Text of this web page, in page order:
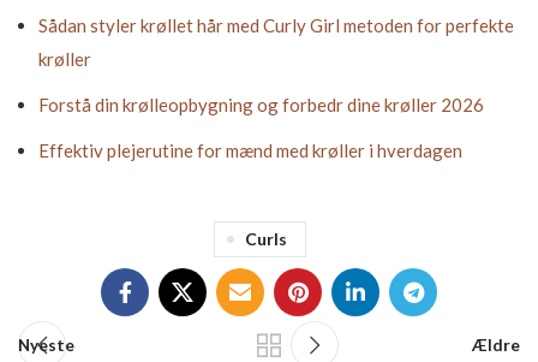
Sådan styler krøllet hår med Curly Girl metoden for perfekte
krøller
Forstå din krølleopbygning og forbedr dine krøller 2026
Effektiv plejerutine for mænd med krøller i hverdagen
Curls
Nyeste Ældre